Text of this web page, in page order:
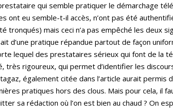
qui semble pratiquer le démarchage
ont eu semble-t-il accès, n’ont pas été
tronqués) mais ceci n’a pas empêché les deux
d’une pratique répandue partout de façon
lequel des prestataires sérieux qui font de la
très rigoureux, qui permet d’identifier les
également citée dans l’article aurait
pratiques hors des clous. Mais pour cela, il
sa rédaction où l’on est bien au chaud ? On